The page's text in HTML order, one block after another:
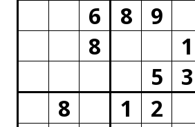
6
8 9
8
1
5
3
8
1 2